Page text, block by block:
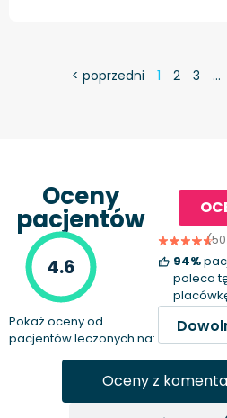
< poprzedni 1 2 3 …
Oceny
pacjentów
4.6
94%
poleca
Pokaż oceny od
pacjentów leczonych na:
Oceny z